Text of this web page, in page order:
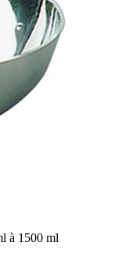
à 1500 ml